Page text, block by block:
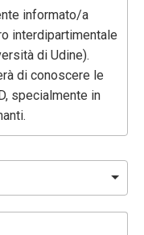
informato/a
interdipartimentale
di Udine).
di conoscere le
specialmente in